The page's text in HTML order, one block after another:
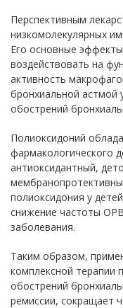
Перспективным
низкомолекулярных
Его основные
воздействовать на
активность
бронхиальной астмой
обострений
Полиоксидоний
фармакологического
антиоксидантный,
полиоксидония у
снижение частоты
заболевания.
Таким образом,
комплексной терапии
обострений
ремиссии, сокращает